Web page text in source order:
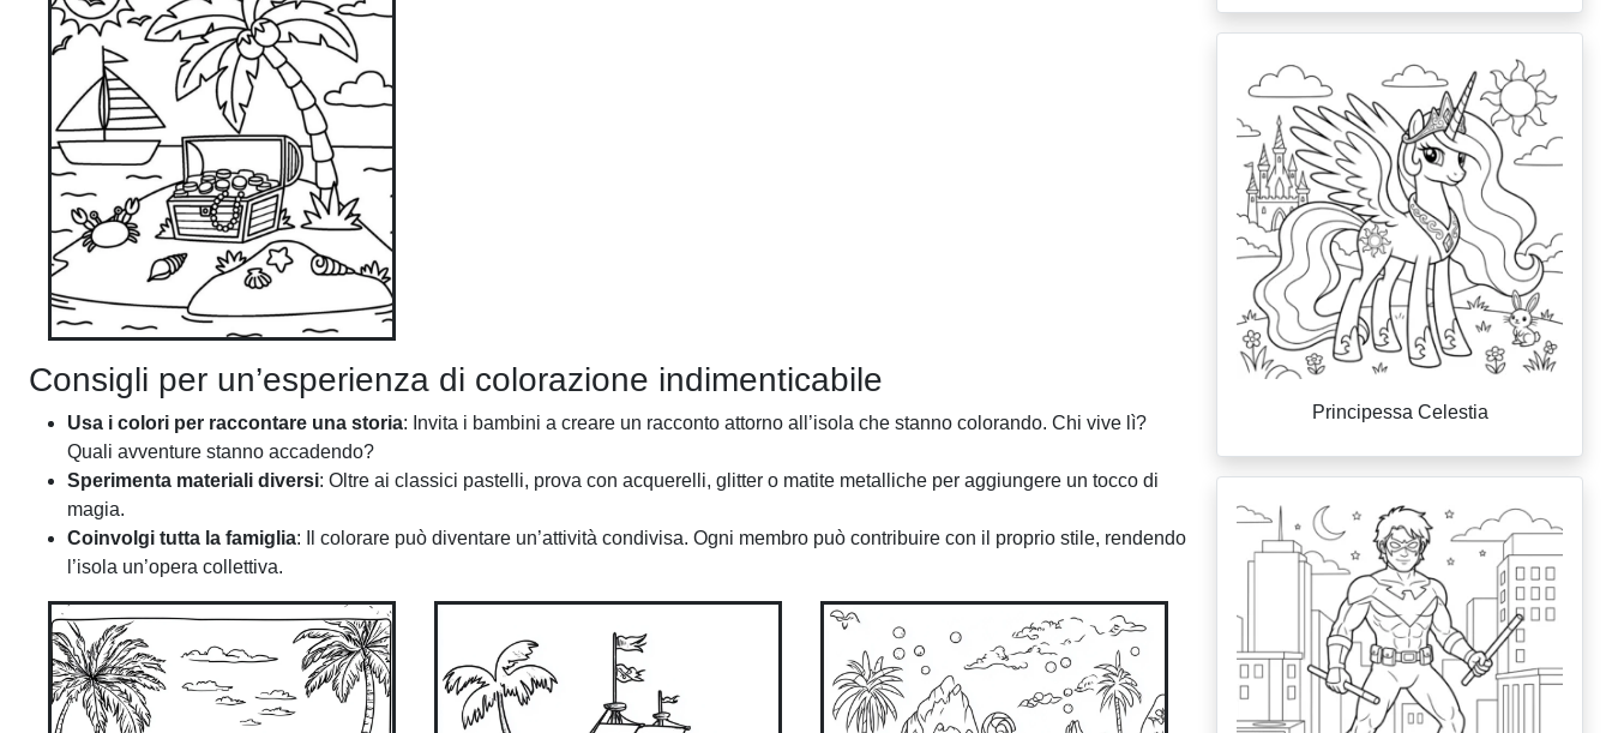
Consigli per un’esperienza di colorazione indimenticabile
Usa i colori per raccontare una storia: Invita i bambini a creare un racconto attorno all’isola che stanno colorando. Chi vive lì?
Quali avventure stanno accadendo?
Sperimenta materiali diversi: Oltre ai classici pastelli, prova con acquerelli, glitter o matite metalliche per aggiungere un tocco di
magia.
Coinvolgi tutta la famiglia: Il colorare può diventare un’attività condivisa. Ogni membro può contribuire con il proprio stile, rendendo
l’isola un’opera collettiva.
Principessa Celestia